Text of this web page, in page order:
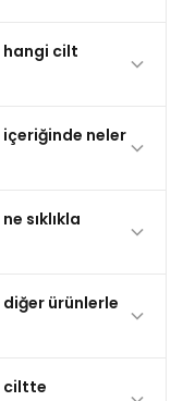
hangi cilt
içeriğinde neler
sıklıkla
diğer ürünlerle
ciltte